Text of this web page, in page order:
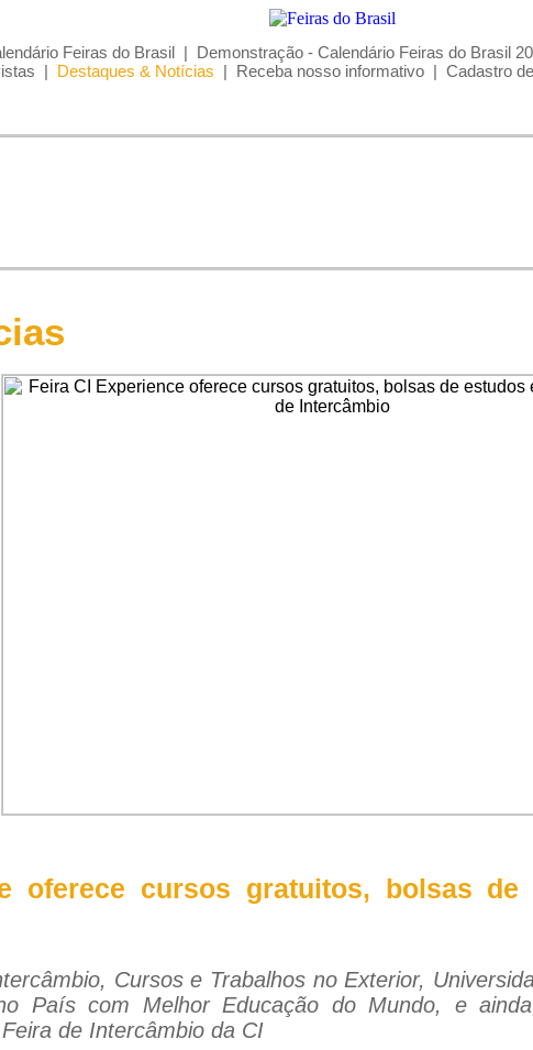
Feiras do Brasil | Demonstração - Calendário Feiras do Brasil
| Destaques & Notícias | Receba nosso informativo | Cadastro
oferece cursos gratuitos, bolsas
Cursos e Trabalhos no Exterior,
País com Melhor Educação do Mundo, e
de Intercâmbio da CI